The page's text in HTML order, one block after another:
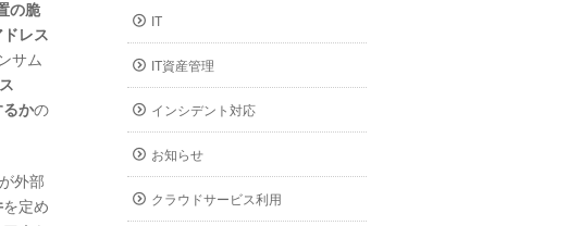
の脆
レス
サム
るかの
外部
を定め
IT
IT資産管理
インシデント対応
お知らせ
クラウドサービス利用